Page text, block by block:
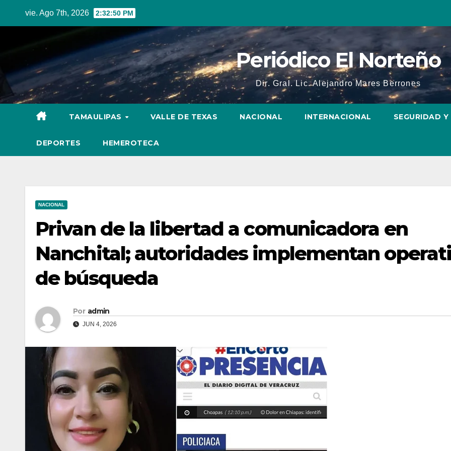
vie. Ago 7th, 2026 2:32:51 PM
Periódico El Norteño
Dir. Gral. Lic. Alejandro Mares Berrones
TAMAULIPAS VALLE DE TEXAS NACIONAL INTERNACIONAL SEGURIDAD
DEPORTES HEMEROTECA
NACIONAL
Privan de la libertad a comunicadora en
Nanchital; autoridades implementan
de búsqueda
Por admin
JUN 4, 2026